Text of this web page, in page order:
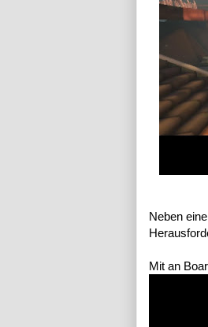
Neben
Mit an